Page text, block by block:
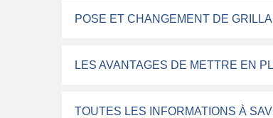
POSE ET CHANGEMENT DE
LES AVANTAGES DE METTRE EN
TOUTES LES INFORMATIONS À